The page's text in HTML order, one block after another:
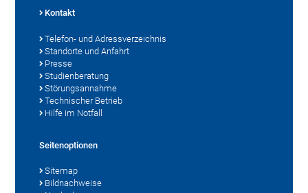
Kontakt
Telefon- und Adressverzeichnis
Standorte und Anfahrt
Presse
Studienberatung
Störungsannahme
Technischer Betrieb
Hilfe im Notfall
Seitenoptionen
Sitemap
Bildnachweise